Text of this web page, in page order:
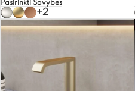
Pasirinkti Savybes
+2